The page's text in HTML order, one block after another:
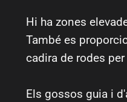
Hi ha zones
També es
cadira de rodes
Els gossos guia i